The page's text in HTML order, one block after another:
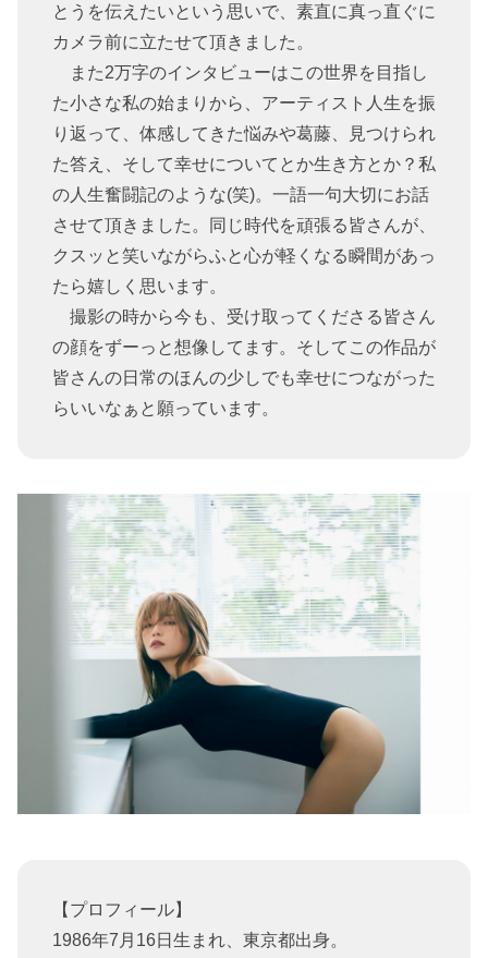
とうを伝えたいという思いで、素直に真っ直ぐに
カメラ前に立たせて頂きました。
また2万字のインタビューはこの世界を目指し
た小さな私の始まりから、アーティスト人生を振
り返って、体感してきた悩みや葛藤、見つけられ
た答え、そして幸せについてとか生き方とか？私
の人生奮闘記のような(笑)。一語一句大切にお話
させて頂きました。同じ時代を頑張る皆さんが、
クスッと笑いながらふと心が軽くなる瞬間があっ
たら嬉しく思います。
撮影の時から今も、受け取ってくださる皆さん
の顔をずーっと想像してます。そしてこの作品が
皆さんの日常のほんの少しでも幸せにつながった
らいいなぁと願っています。
【プロフィール】
​1986年7月16日生まれ、東京都出身。